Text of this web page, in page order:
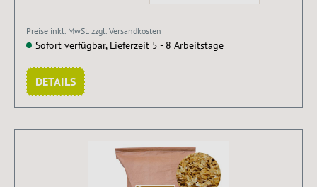
Preise inkl. MwSt. zzgl. Versandkosten
Sofort verfügbar, Lieferzeit 5 - 8 Arbeitstage
DETAILS